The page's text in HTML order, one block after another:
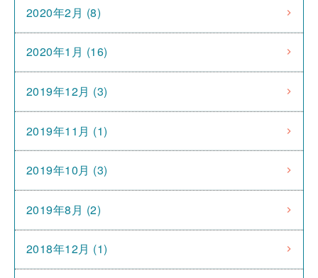
2020年2月 (8)
2020年1月 (16)
2019年12月 (3)
2019年11月 (1)
2019年10月 (3)
2019年8月 (2)
2018年12月 (1)